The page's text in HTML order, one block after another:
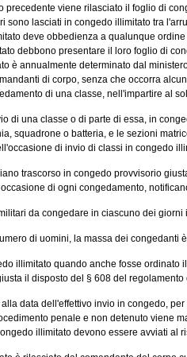
viene rilasciato il foglio di
lasciati in congedo illimitato tra
deve obbedienza a qualunque ordine
debbono presentare il loro foglio di
annualmente determinato dal
di corpo, senza che occorra
di una classe, nell'impartire al
una classe o di parte di essa, in
squadrone o batteria, e le sezioni
di invio di classi in congedo
trascorso in congedo provvisorio
di ogni congedamento,
da congedare in ciascuno dei giorni
di uomini, la massa dei congedanti
illimitato quando anche fosse ordinato
il disposto del § 608 del
data dell'effettivo invio in congedo, per
penale e non detenuto viene
illimitato devono essere avviati al